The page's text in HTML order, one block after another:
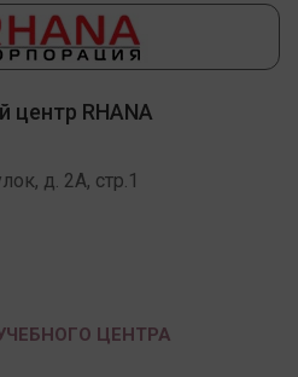
центр RHANA
д. 2А, стр.1
ЦЕНТРА